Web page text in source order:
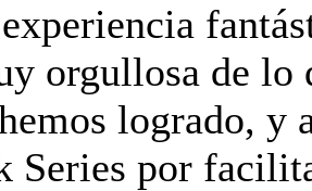
orgullosa de lo
logrado, y
Series por